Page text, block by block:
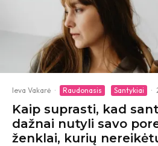
Ieva Vakarė · Raudonasis Santykiai ·
Kaip suprasti, kad
dažnai nutyli savo
ženklai, kurių